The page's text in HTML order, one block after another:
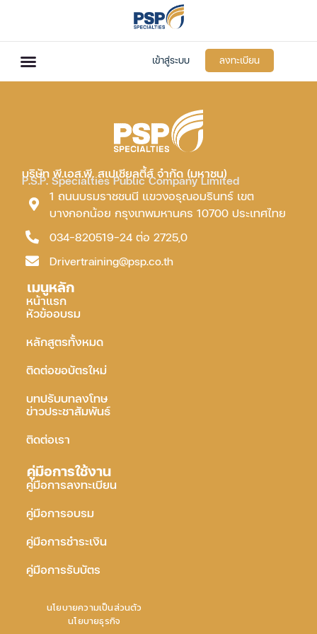
เข้าสู่ระบบ ลงทะเบียน
บริษัท พี.เอส.พี. สเปเชียลตี้ส์ จำกัด (มหาชน)
P.S.P. Specialties Public Company Limited
1 ถนนบรมราชชนนี แขวงอรุณอมรินทร์ เขต
บางกอกน้อย กรุงเทพมหานคร 10700 ประเทศไทย
034-820519-24 ต่อ 2725,0
Drivertraining@psp.co.th
เมนูหลัก
หน้าแรก
หัวข้ออบรม
หลักสูตรทั้งหมด
ติดต่อขอบัตรใหม่
บทปรับบทลงโทษ
ข่าวประชาสัมพันธ์
ติดต่อเรา
คู่มือการใช้งาน
คู่มือการลงทะเบียน
คู่มือการอบรม
คู่มือการชำระเงิน
คู่มือการรับบัตร
นโยบายความเป็นส่วนตัว
นโยบายธุรกิจ